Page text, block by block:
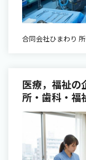
合同会社ひまわり
医療，福祉の
所・歯科・